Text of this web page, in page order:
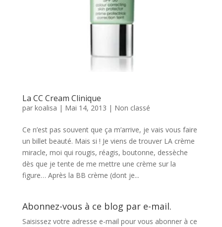
La CC Cream Clinique
par koalisa | Mai 14, 2013 | Non classé
Ce n’est pas souvent que ça m’arrive, je vais vous faire
un billet beauté. Mais si ! Je viens de trouver LA crème
miracle, moi qui rougis, réagis, boutonne, dessèche
dès que je tente de me mettre une crème sur la
figure… Après la BB crème (dont je...
Abonnez-vous à ce blog par e-mail.
Saisissez votre adresse e-mail pour vous abonner à ce